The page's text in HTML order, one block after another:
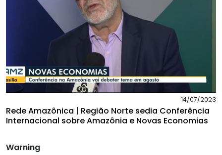
14/07/2023
Rede Amazônica | Região Norte sedia Conferência
Internacional sobre Amazônia e Novas Economias
Warning